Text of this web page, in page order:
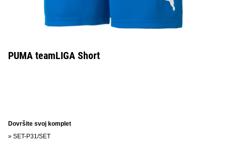
PUMA teamLIGA Short
Dovršite svoj komplet
» SET-P31/SET